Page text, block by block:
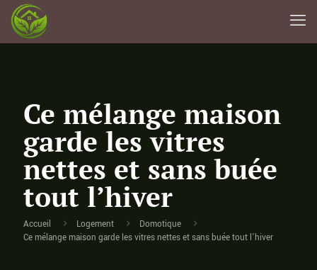
Ce mélange maison
garde les vitres
nettes et sans buée
tout l’hiver
Accueil Logement
Domotique
Ce mélange maison garde les vitres nettes et sans buée tout l’hiver